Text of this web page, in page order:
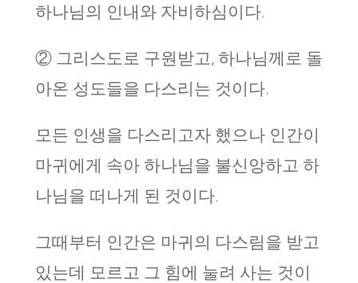
하나님의 인내와 자비하심이다.
② 그리스도로 구원받고, 하나님께로 돌
아온 성도들을 다스리는 것이다.
모든 인생을 다스리고자 했으나 인간이
마귀에게 속아 하나님을 불신앙하고 하
나님을 떠나게 된 것이다.
그때부터 인간은 마귀의 다스림을 받고
있는데 모르고 그 힘에 눌려 사는 것이